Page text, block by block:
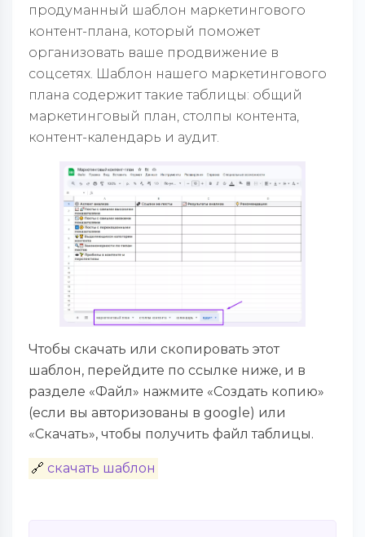
продуманный шаблон маркетингового
контент-плана, который поможет
организовать ваше продвижение в
соцсетях. Шаблон нашего маркетингового
плана содержит такие таблицы: общий
маркетинговый план, столпы контента,
контент-календарь и аудит.
Чтобы скачать или скопировать этот
шаблон, перейдите по ссылке ниже, и в
разделе «Файл» нажмите «Создать копию»
(если вы авторизованы в google) или
«Скачать», чтобы получить файл таблицы.
🔗скачать шаблон